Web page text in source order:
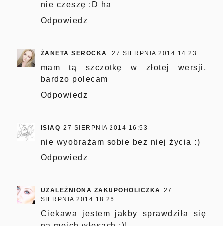
nie czeszę :D ha
Odpowiedz
ŻANETA SEROCKA 27 SIERPNIA 2014 14:23
mam tą szczotkę w złotej wersji,
bardzo polecam
Odpowiedz
ISIAQ 27 SIERPNIA 2014 16:53
nie wyobrażam sobie bez niej życia :)
Odpowiedz
UZALEŻNIONA ZAKUPOHOLICZKA 27
SIERPNIA 2014 18:26
Ciekawa jestem jakby sprawdziła się